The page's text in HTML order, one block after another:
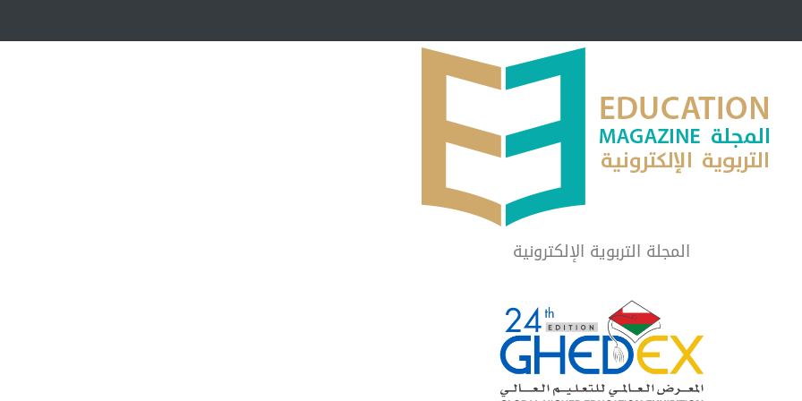
شراكة مجتمعية لمجمع تعليمي بالطائف تستهدف الأيتام وأبناء
الشهداء والمتفوقين
لماذا تعد برامج توعية الأطفال بخصوصية الجسد وقاية لا فضول؟
المجلة التربوية الإلكترونية